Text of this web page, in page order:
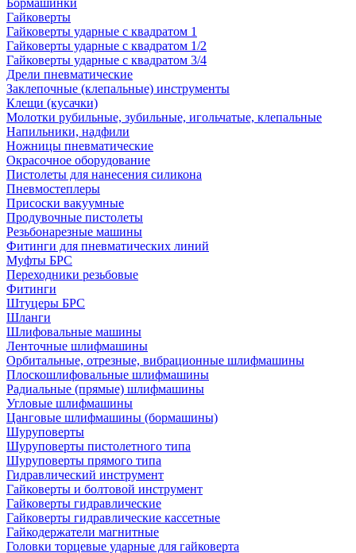
Бормашинки
Гайковерты
Гайковерты ударные с квадратом 1
Гайковерты ударные с квадратом 1/2
Гайковерты ударные с квадратом 3/4
Дрели пневматические
Заклепочные (клепальные) инструменты
Клещи (кусачки)
Молотки рубильные, зубильные, игольчатые, клепальные
Напильники, надфили
Ножницы пневматические
Окрасочное оборудование
Пистолеты для нанесения силикона
Пневмостеплеры
Присоски вакуумные
Продувочные пистолеты
Резьбонарезные машины
Фитинги для пневматических линий
Муфты БРС
Переходники резьбовые
Фитинги
Штуцеры БРС
Шланги
Шлифовальные машины
Ленточные шлифмашины
Орбитальные, отрезные, вибрационные шлифмашины
Плоскошлифовальные шлифмашины
Радиальные (прямые) шлифмашины
Угловые шлифмашины
Цанговые шлифмашины (бормашины)
Шуруповерты
Шуруповерты пистолетного типа
Шуруповерты прямого типа
Гидравлический инструмент
Гайковерты и болтовой инструмент
Гайковерты гидравлические
Гайковерты гидравлические кассетные
Гайкодержатели магнитные
Головки торцевые ударные для гайковерта